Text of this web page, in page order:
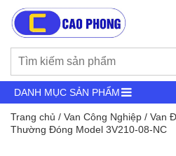
DANH MỤC SẢN PHẨM
Trang chủ / Van Công Nghiệp / Van
Thường Đóng Model 3V210-08-NC